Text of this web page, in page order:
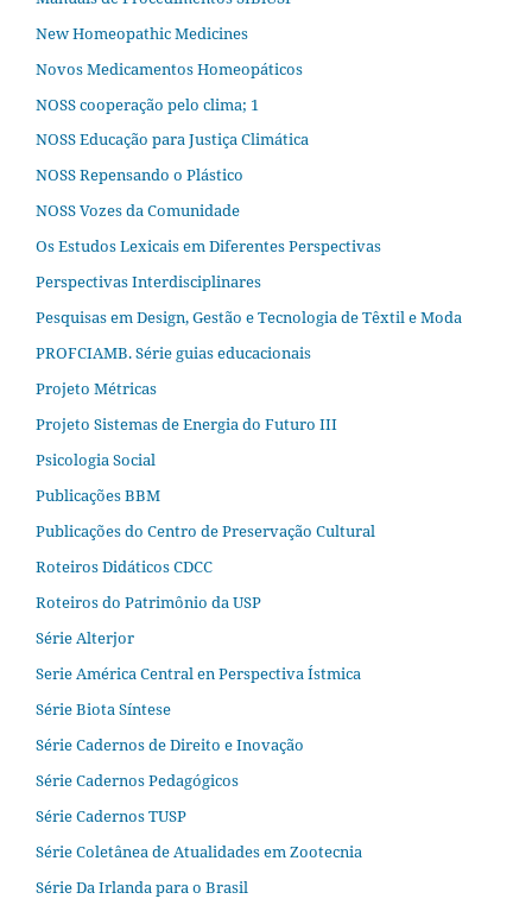
New Homeopathic Medicines
Novos Medicamentos Homeopáticos
NOSS cooperação pelo clima; 1
NOSS Educação para Justiça Climática
NOSS Repensando o Plástico
NOSS Vozes da Comunidade
Os Estudos Lexicais em Diferentes Perspectivas
Perspectivas Interdisciplinares
Pesquisas em Design, Gestão e Tecnologia de Têxtil e Moda
PROFCIAMB. Série guias educacionais
Projeto Métricas
Projeto Sistemas de Energia do Futuro III
Psicologia Social
Publicações BBM
Publicações do Centro de Preservação Cultural
Roteiros Didáticos CDCC
Roteiros do Patrimônio da USP
Série Alterjor
Serie América Central en Perspectiva Ístmica
Série Biota Síntese
Série Cadernos de Direito e Inovação
Série Cadernos Pedagógicos
Série Cadernos TUSP
Série Coletânea de Atualidades em Zootecnia
Série Da Irlanda para o Brasil